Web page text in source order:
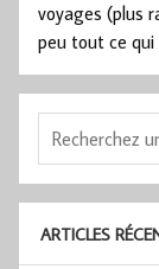
voyages (plus
peu tout ce qui
ARTICLES